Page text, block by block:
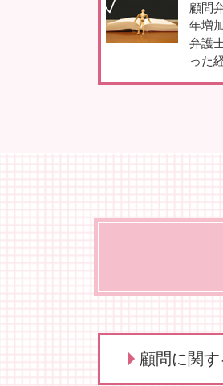
顧問
年増
弁護
った
顧問に関